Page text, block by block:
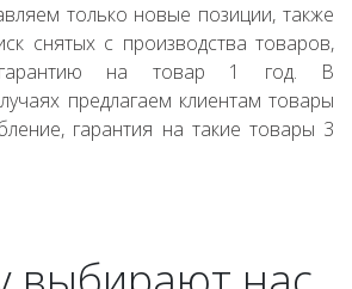
только новые позиции, также
снятых с производства товаров,
гарантию на товар 1 год. В
предлагаем клиентам товары
гарантия на такие товары 3